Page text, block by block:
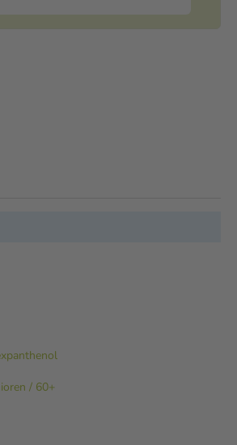
/ 60+